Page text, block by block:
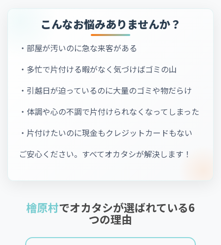
こんなお悩みありませんか？
・部屋が汚いのに急な来客がある
・多忙で片付ける暇がなく気づけばゴミの山
・引越日が迫っているのに大量のゴミや物だらけ
・体調や心の不調で片付けられなくなってしまった
・片付けたいのに現金もクレジットカードもない
ご安心ください。すべてオカタシが解決します！
檜原村でオカタシが選ばれている6
つの理由